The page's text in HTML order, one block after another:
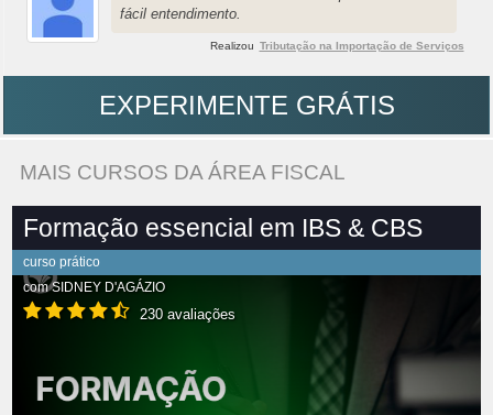
fácil entendimento.
Realizou Tributação na Importação de Serviços
EXPERIMENTE GRÁTIS
MAIS CURSOS DA ÁREA FISCAL
Formação essencial em IBS & CBS
curso prático
comSIDNEY D'AGÁZIO
230 avaliações